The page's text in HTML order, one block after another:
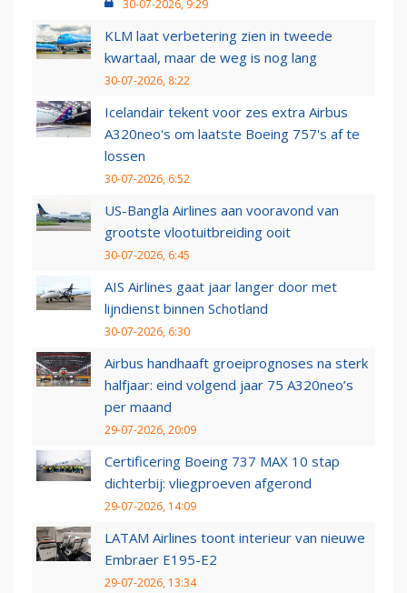
30-07-2026, 9:29
KLM laat verbetering zien in tweede
kwartaal, maar de weg is nog lang
30-07-2026, 8:22
Icelandair tekent voor zes extra Airbus
A320neo's om laatste Boeing 757's af te
lossen
30-07-2026, 6:52
US-Bangla Airlines aan vooravond van
grootste vlootuitbreiding ooit
30-07-2026, 6:45
AIS Airlines gaat jaar langer door met
lijndienst binnen Schotland
30-07-2026, 6:30
Airbus handhaaft groeiprognoses na sterk
halfjaar: eind volgend jaar 75 A320neo’s
per maand
29-07-2026, 20:09
Certificering Boeing 737 MAX 10 stap
dichterbij: vliegproeven afgerond
29-07-2026, 14:09
LATAM Airlines toont interieur van nieuwe
Embraer E195-E2
29-07-2026, 13:34